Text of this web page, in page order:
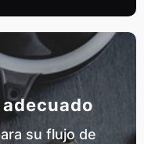
su flujo de